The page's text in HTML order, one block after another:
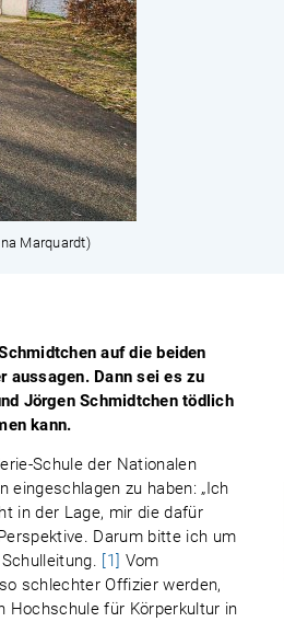
Marquardt)
auf die beiden
aussagen. Dann sei es zu
Jörgen Schmidtchen tödlich
kann.
Schule der Nationalen
eingeschlagen zu haben: „Ich
in der Lage, mir die dafür
Darum bitte ich um
[1] Vom
schlechter Offizier werden,
Hochschule für Körperkultur in